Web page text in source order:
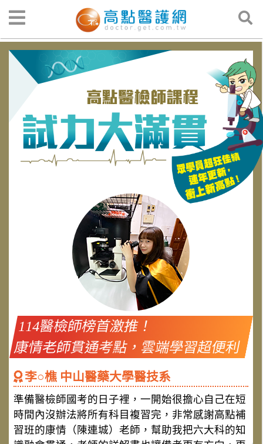
114醫檢師榜首激推！
康情老師貫通考點，雲端學習超便利
李○樵 中山醫藥大學醫技系
準備醫檢師國考的日子裡，一開始很擔心自己在短
時間內沒辦法將所有科目複習完，非常感謝高點補
習班的康情（陳連城）老師，幫助我把六大科的知